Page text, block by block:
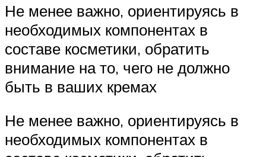
Не менее важно, ориентируясь в
необходимых компонентах в
составе косметики, обратить
внимание на то, чего не должно
быть в ваших кремах
Не менее важно, ориентируясь в
необходимых компонентах в